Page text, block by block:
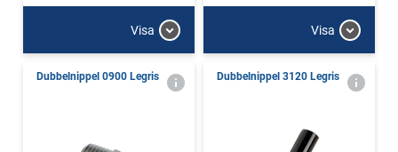
Visa Visa
Dubbelnippel 0900 Legris Dubbelnippel 3120 Legris